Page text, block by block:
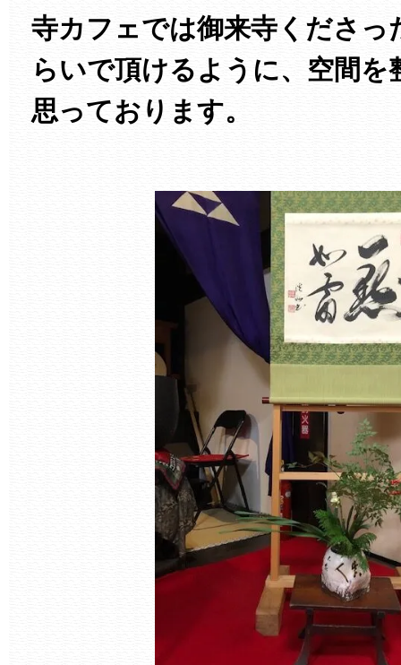
寺カフェでは御来寺くださっ
らいで頂けるように、空間
思っております。